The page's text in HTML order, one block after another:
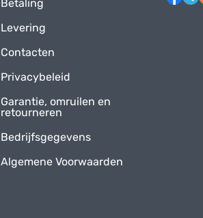
Betaling
Levering
Contacten
Privacybeleid
Garantie, omruilen en
retourneren
Bedrijfsgegevens
Algemene Voorwaarden